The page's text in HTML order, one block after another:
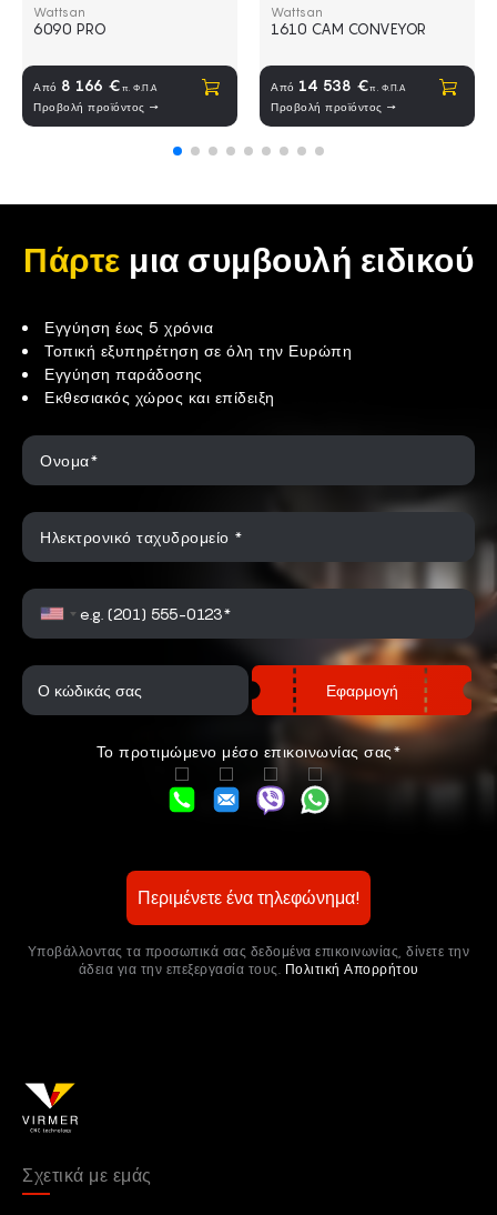
6090 PRO
Wattsan
6090 PRO
Από 8 166 € π. Φ.Π.Α
Προβολή προϊόντος →
Αγορά
Κοπτική μηχανή λέιζερ 130W
Wattsan
1610 CAM CONVEYOR
Από 14 538 €π. Φ.Π.Α
Προβολή προϊόντος →
Αγορά
Πάρτε μια συμβουλή ειδικού
Εγγύηση έως 5 χρόνια
Τοπική εξυπηρέτηση σε όλη την Ευρώπη
Εγγύηση παράδοσης
Εκθεσιακός χώρος και επίδειξη
Ονομα*
Ηλεκτρονικό ταχυδρομείο *
Εφαρμογή
Το προτιμώμενο μέσο επικοινωνίας σας*
Περιμένετε ένα τηλεφώνημα!
Υποβάλλοντας τα προσωπικά σας δεδομένα επικοινωνίας, δίνετε την
άδεια για την επεξεργασία τους. Πολιτική Απορρήτου
Σχετικά με εμάς